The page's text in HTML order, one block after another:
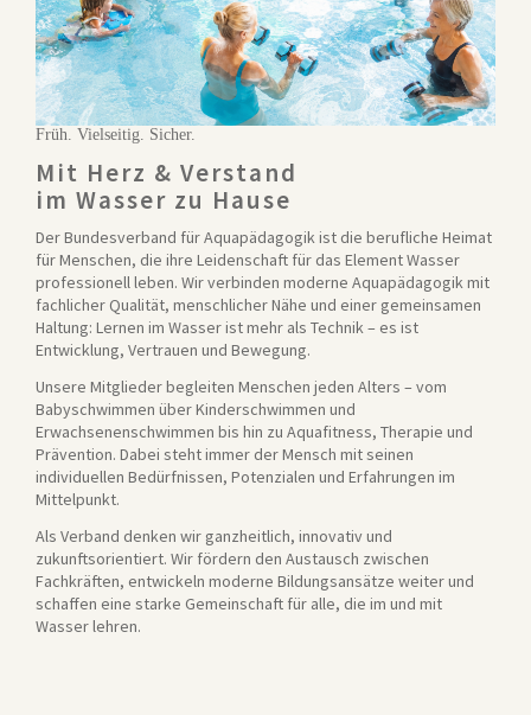
Früh. Vielseitig. Sicher.
Mit Herz & Verstand
im Wasser zu Hause
Der Bundesverband für Aquapädagogik ist die berufliche Heimat
für Menschen, die ihre Leidenschaft für das Element Wasser
professionell leben. Wir verbinden moderne Aquapädagogik mit
fachlicher Qualität, menschlicher Nähe und einer gemeinsamen
Haltung: Lernen im Wasser ist mehr als Technik – es ist
Entwicklung, Vertrauen und Bewegung.
Unsere Mitglieder begleiten Menschen jeden Alters – vom
Babyschwimmen über Kinderschwimmen und
Erwachsenenschwimmen bis hin zu Aquafitness, Therapie und
Prävention. Dabei steht immer der Mensch mit seinen
individuellen Bedürfnissen, Potenzialen und Erfahrungen im
Mittelpunkt.
Als Verband denken wir ganzheitlich, innovativ und
zukunftsorientiert. Wir fördern den Austausch zwischen
Fachkräften, entwickeln moderne Bildungsansätze weiter und
schaffen eine starke Gemeinschaft für alle, die im und mit
Wasser lehren.